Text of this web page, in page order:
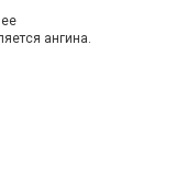
ангина.